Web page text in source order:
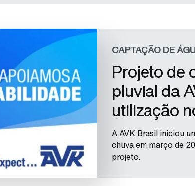
CAPTAÇÃO DE
Projeto de
pluvial da
utilização
A AVK Brasil iniciou
chuva em março de
projeto.